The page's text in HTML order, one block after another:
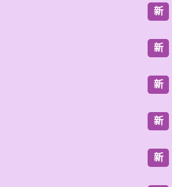
新
新
新
新
新